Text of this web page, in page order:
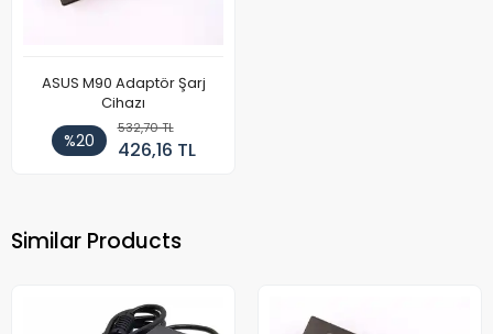
ASUS M90 Adaptör Şarj
Cihazı
%20
532,70 TL
426,16 TL
Similar Products